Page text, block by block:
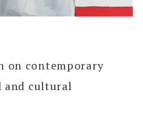
on contemporary
and cultural